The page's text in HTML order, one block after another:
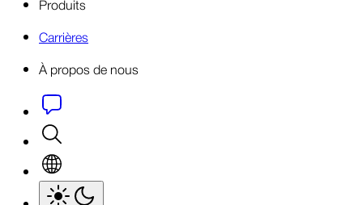
Produits
Carrières
À propos de nous